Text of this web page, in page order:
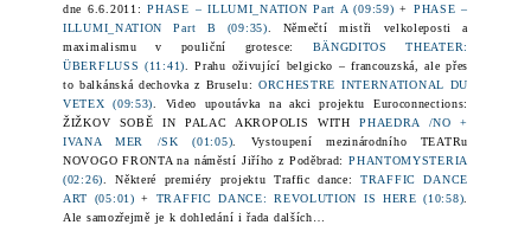
dne 6.6.2011 :PHASE – ILLUMI_NATION Part A (09:59) + PHASE –
ILLUMI_NATION Part B (09:35) . Němečtí mistři velkoleposti a
maximalismu v pouliční grotesce: BÄNGDITOS THEATER:
ÜBERFLUSS (11:41) . Prahu oživující belgicko – francouzská, ale přes
to balkánská dechovka z Bruselu: ORCHESTRE INTERNATIONAL DU
VETEX (09:53)
. Video upoutávka na akci projektu Euroconnections:
ŽIŽKOV SOBĚ IN PALAC AKROPOLIS WITHPHAEDRA /NO +
IVANA MER /SK (01:05) . Vystoupení mezinárodního TEATRu
NOVOGO FRONTA na náměstí Jiřího z Poděbrad:PHANTOMYSTERIA
(02:26) . Některé premiéry projektu Traffic dance:TRAFFIC DANCE
ART (05:01) + TRAFFIC DANCE: REVOLUTION IS HERE (10:58)
Ale samozřejmě je k dohledání i řada dalších…